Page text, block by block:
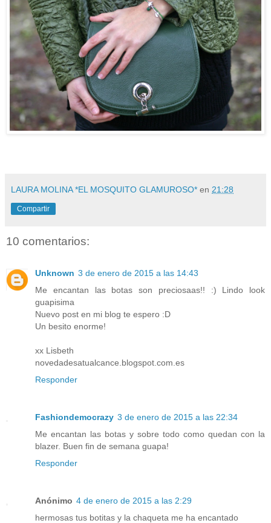
LAURA MOLINA *EL MOSQUITO GLAMUROSO* en 21:28
Compartir
10 comentarios:
Unknown 3 de enero de 2015 a las 14:43
Me encantan las botas son preciosaas!! :) Lindo look
guapisima
Nuevo post en mi blog te espero :D
Un besito enorme!
xx Lisbeth
novedadesatualcance.blogspot.com.es
Responder
Fashiondemocrazy 3 de enero de 2015 a las 22:34
Me encantan las botas y sobre todo como quedan con la
blazer. Buen fin de semana guapa!
Responder
Anónimo 4 de enero de 2015 a las 2:29
hermosas tus botitas y la chaqueta me ha encantado